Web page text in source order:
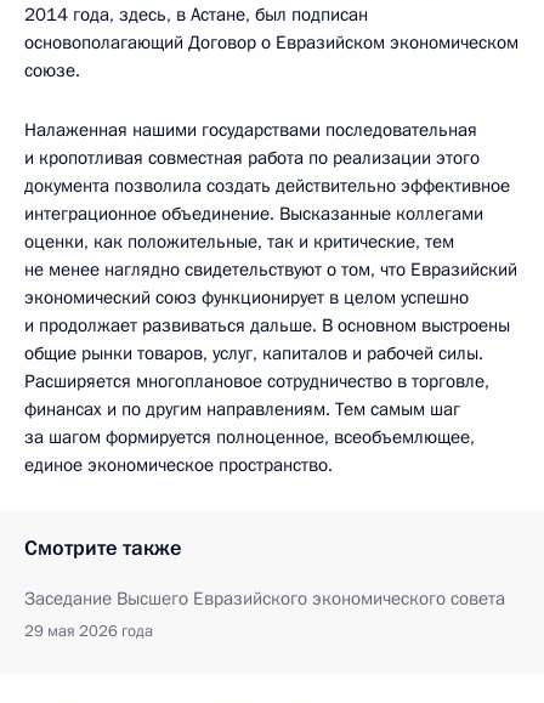
2014 года, здесь, в Астане, был подписан
основополагающий Договор о Евразийском экономическом
союзе.
Налаженная нашими государствами последовательная
и кропотливая совместная работа по реализации этого
документа позволила создать действительно эффективное
интеграционное объединение. Высказанные коллегами
оценки, как положительные, так и критические, тем
не менее наглядно свидетельствуют о том, что Евразийский
экономический союз функционирует в целом успешно
и продолжает развиваться дальше. В основном выстроены
общие рынки товаров, услуг, капиталов и рабочей силы.
Расширяется многоплановое сотрудничество в торговле,
финансах и по другим направлениям. Тем самым шаг
за шагом формируется полноценное, всеобъемлющее,
единое экономическое пространство.
Смотрите также
Заседание Высшего Евразийского экономического совета
29 мая 2026 года